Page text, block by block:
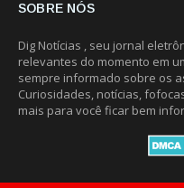
SOBRE NÓS
Dig Notícias , seu jornal
relevantes do momento em
sempre informado sobre os
Curiosidades, notícias,
mais para você ficar bem